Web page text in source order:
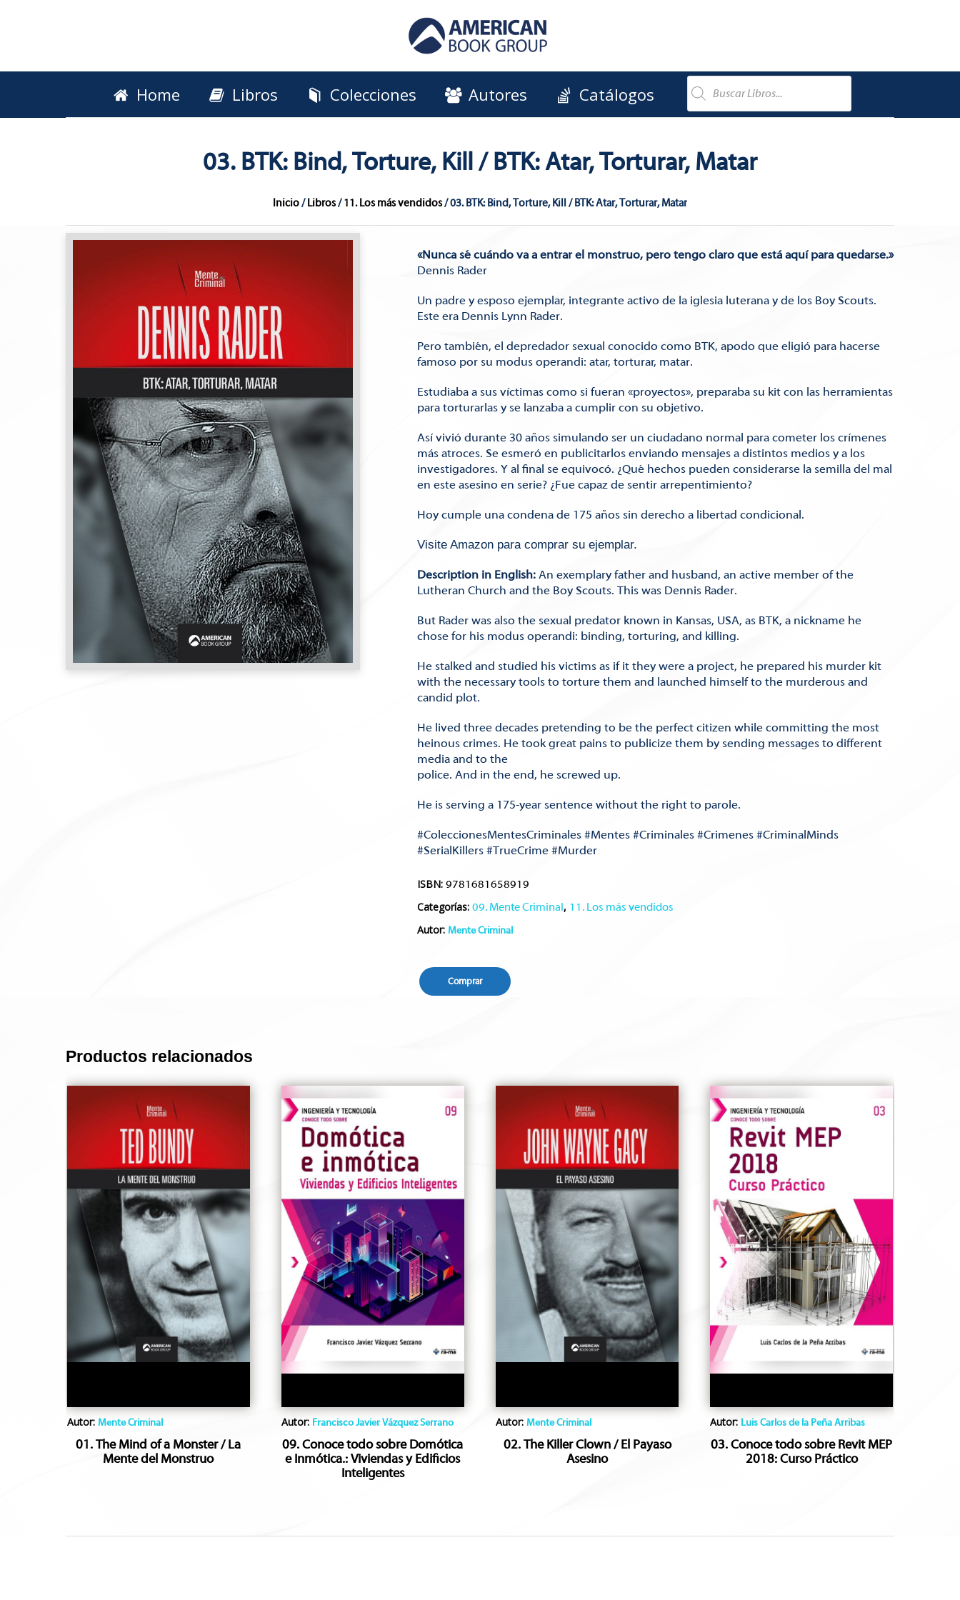
Home Libros Colecciones Autores Catálogos
03. BTK: Bind, Torture, Kill / BTK: Atar, Torturar, Matar
Inicio/ Libros/11. Los más vendidos/ 03. BTK: Bind, Torture, Kill / BTK: Atar, Torturar, Matar
«Nunca sé cuándo va a entrar el monstruo, pero tengo claro que está aquí para quedarse.»
Dennis Rader
Un padre y esposo ejemplar, integrante activo de la iglesia luterana y de los Boy Scouts.
Este era Dennis Lynn Rader.
Pero también, el depredador sexual conocido como BTK, apodo que eligió para hacerse
famoso por su modus operandi: atar, torturar, matar.
Estudiaba a sus víctimas como si fueran «proyectos», preparaba su kit con las herramientas
para torturarlas y se lanzaba a cumplir con su objetivo.
Así vivió durante 30 años simulando ser un ciudadano normal para cometer los crímenes
más atroces. Se esmeró en publicitarlos enviando mensajes a distintos medios y a los
investigadores. Y al final se equivocó. ¿Qué hechos pueden considerarse la semilla del mal
en este asesino en serie? ¿Fue capaz de sentir arrepentimiento?
Hoy cumple una condena de 175 años sin derecho a libertad condicional.
Visite Amazon para comprar su ejemplar.
Description in English: An exemplary father and husband, an active member of the
Lutheran Church and the Boy Scouts. This was Dennis Rader.
But Rader was also the sexual predator known in Kansas, USA, as BTK, a nickname he
chose for his modus operandi: binding, torturing, and killing.
He stalked and studied his victims as if it they were a project, he prepared his murder kit
with the necessary tools to torture them and launched himself to the murderous and
candid plot.
He lived three decades pretending to be the perfect citizen while committing the most
heinous crimes. He took great pains to publicize them by sending messages to different
media and to the
police. And in the end, he screwed up.
He is serving a 175-year sentence without the right to parole.
#ColeccionesMentesCriminales #Mentes #Criminales #Crimenes #CriminalMinds
#SerialKillers #TrueCrime #Murder
ISBN: 9781681658919
Categorías: 09. Mente Criminal, 11. Los más vendidos
Autor: Mente Criminal
Comprar
Productos relacionados
Autor: Mente Criminal
01. The Mind of a Monster / La
Mente del Monstruo
Autor: Francisco Javier Vázquez Serrano
09. Conoce todo sobre Domótica
e Inmótica.: Viviendas y Edificios
Inteligentes
Autor:Mente Criminal
02. The Killer Clown / El Payaso
Asesino
Autor: Luis Carlos de la Peña Arribas
03. Conoce todo sobre Revit MEP
2018: Curso Práctico